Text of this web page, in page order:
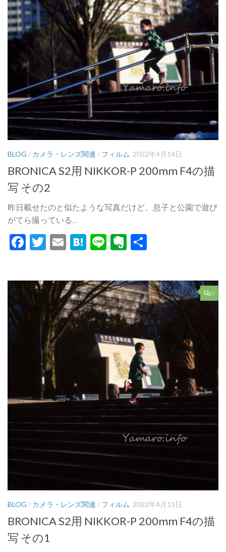
BLOG / カメラ・レンズ関連 / フィルム 2022年4月14日
BRONICA S2用 NIKKOR-P 200mm F4の描
写 その2
昨日載せたのと似たような写真だけど、息子と公園で遊び
がてら撮っている...
Facebook
Twitter
EmailHatena
LineEvernote
0
BLOG / カメラ・レンズ関連 / フィルム 2022年4月13日
BRONICA S2用 NIKKOR-P 200mm F4の描
写 その1